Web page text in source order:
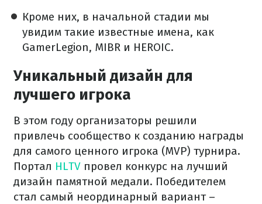
Кроме них, в начальной стадии мы
увидим такие известные имена, как
GamerLegion, MIBR и HEROIC.
Уникальный дизайн для
лучшего игрока
В этом году организаторы решили
привлечь сообщество к созданию награды
для самого ценного игрока (MVP) турнира.
Портал HLTV провел конкурс на лучший
дизайн памятной медали. Победителем
стал самый неординарный вариант –